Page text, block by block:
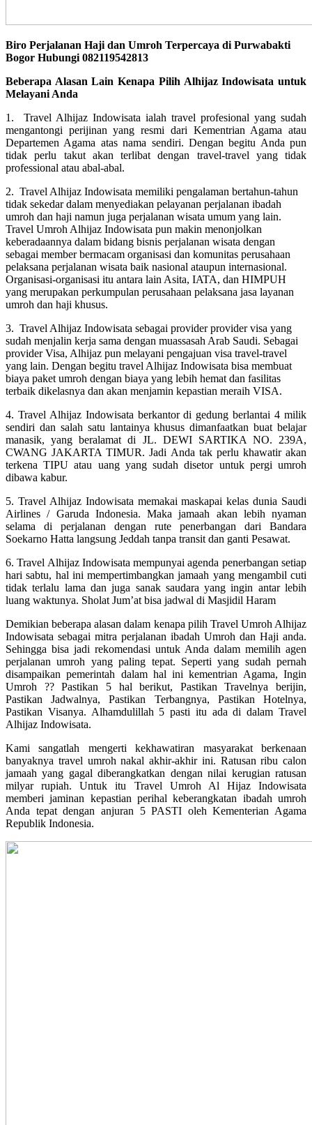
Biro Perjalanan Haji dan Umroh Terpercaya di Purwabakti
Bogor Hubungi 082119542813
Beberapa Alasan Lain Kenapa Pilih Alhijaz Indowisata untuk
Melayani Anda
1. Travel Alhijaz Indowisata ialah travel profesional yang sudah
mengantongi perijinan yang resmi dari Kementrian Agama atau
Departemen Agama atas nama sendiri. Dengan begitu Anda pun
tidak perlu takut akan terlibat dengan travel-travel yang tidak
professional atau abal-abal.
2. Travel Alhijaz Indowisata memiliki pengalaman bertahun-tahun
tidak sekedar dalam menyediakan pelayanan perjalanan ibadah
umroh dan haji namun juga perjalanan wisata umum yang lain.
Travel Umroh Alhijaz Indowisata pun makin menonjolkan
keberadaannya dalam bidang bisnis perjalanan wisata dengan
sebagai member bermacam organisasi dan komunitas perusahaan
pelaksana perjalanan wisata baik nasional ataupun internasional.
Organisasi-organisasi itu antara lain Asita, IATA, dan HIMPUH
yang merupakan perkumpulan perusahaan pelaksana jasa layanan
umroh dan haji khusus.
3. Travel Alhijaz Indowisata sebagai provider provider visa yang
sudah menjalin kerja sama dengan muassasah Arab Saudi. Sebagai
provider Visa, Alhijaz pun melayani pengajuan visa travel-travel
yang lain. Dengan begitu travel Alhijaz Indowisata bisa membuat
biaya paket umroh dengan biaya yang lebih hemat dan fasilitas
terbaik dikelasnya dan akan menjamin kepastian meraih VISA.
4. Travel Alhijaz Indowisata berkantor di gedung berlantai 4 milik
sendiri dan salah satu lantainya khusus dimanfaatkan buat belajar
manasik, yang beralamat di JL. DEWI SARTIKA NO. 239A,
CWANG JAKARTA TIMUR. Jadi Anda tak perlu khawatir akan
terkena TIPU atau uang yang sudah disetor untuk pergi umroh
dibawa kabur.
5. Travel Alhijaz Indowisata memakai maskapai kelas dunia Saudi
Airlines / Garuda Indonesia. Maka jamaah akan lebih nyaman
selama di perjalanan dengan rute penerbangan dari Bandara
Soekarno Hatta langsung Jeddah tanpa transit dan ganti Pesawat.
6. Travel Alhijaz Indowisata mempunyai agenda penerbangan setiap
hari sabtu, hal ini mempertimbangkan jamaah yang mengambil cuti
tidak terlalu lama dan juga sanak saudara yang ingin antar lebih
luang waktunya. Sholat Jum’at bisa jadwal di Masjidil Haram
Demikian beberapa alasan dalam kenapa pilih Travel Umroh Alhijaz
Indowisata sebagai mitra perjalanan ibadah Umroh dan Haji anda.
Sehingga bisa jadi rekomendasi untuk Anda dalam memilih agen
perjalanan umroh yang paling tepat. Seperti yang sudah pernah
disampaikan pemerintah dalam hal ini kementrian Agama, Ingin
Umroh ?? Pastikan 5 hal berikut, Pastikan Travelnya berijin,
Pastikan Jadwalnya, Pastikan Terbangnya, Pastikan Hotelnya,
Pastikan Visanya. Alhamdulillah 5 pasti itu ada di dalam Travel
Alhijaz Indowisata.
Kami sangatlah mengerti kekhawatiran masyarakat berkenaan
banyaknya travel umroh nakal akhir-akhir ini. Ratusan ribu calon
jamaah yang gagal diberangkatkan dengan nilai kerugian ratusan
milyar rupiah. Untuk itu Travel Umroh Al Hijaz Indowisata
memberi jaminan kepastian perihal keberangkatan ibadah umroh
Anda tepat dengan anjuran 5 PASTI oleh Kementerian Agama
Republik Indonesia.